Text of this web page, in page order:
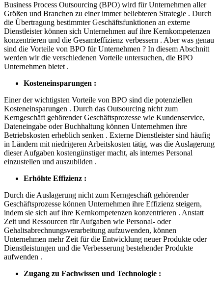
Business Process Outsourcing (BPO) wird für Unternehmen aller
Größen und Branchen zu einer immer beliebteren Strategie . Durch
die Übertragung bestimmter Geschäftsfunktionen an externe
Dienstleister können sich Unternehmen auf ihre Kernkompetenzen
konzentrieren und die Gesamteffizienz verbessern . Aber was genau
sind die Vorteile von BPO für Unternehmen ? In diesem Abschnitt
werden wir die verschiedenen Vorteile untersuchen, die BPO
Unternehmen bietet .
Kosteneinsparungen :
Einer der wichtigsten Vorteile von BPO sind die potenziellen
Kosteneinsparungen . Durch das Outsourcing nicht zum
Kerngeschäft gehörender Geschäftsprozesse wie Kundenservice,
Dateneingabe oder Buchhaltung können Unternehmen ihre
Betriebskosten erheblich senken . Externe Dienstleister sind häufig
in Ländern mit niedrigeren Arbeitskosten tätig, was die Auslagerung
dieser Aufgaben kostengünstiger macht, als internes Personal
einzustellen und auszubilden .
Erhöhte Effizienz :
Durch die Auslagerung nicht zum Kerngeschäft gehörender
Geschäftsprozesse können Unternehmen ihre Effizienz steigern,
indem sie sich auf ihre Kernkompetenzen konzentrieren . Anstatt
Zeit und Ressourcen für Aufgaben wie Personal- oder
Gehaltsabrechnungsverarbeitung aufzuwenden, können
Unternehmen mehr Zeit für die Entwicklung neuer Produkte oder
Dienstleistungen und die Verbesserung bestehender Produkte
aufwenden .
Zugang zu Fachwissen und Technologie :